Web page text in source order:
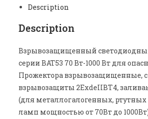
Description
Description
Взрывозащищенный
серии BAT53 70 Вт-1000 Вт для
Прожектора взрывозащищенные,
взрывозащиты 2ExdeIIBT4,
(для металлогалогенных,
ламп мощностью от 70Вт до